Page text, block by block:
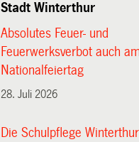
Stadt Winterthur
Absolutes Feuer- und
Feuerwerksverbot auch
Nationalfeiertag
28. Juli 2026
Die Schulpflege